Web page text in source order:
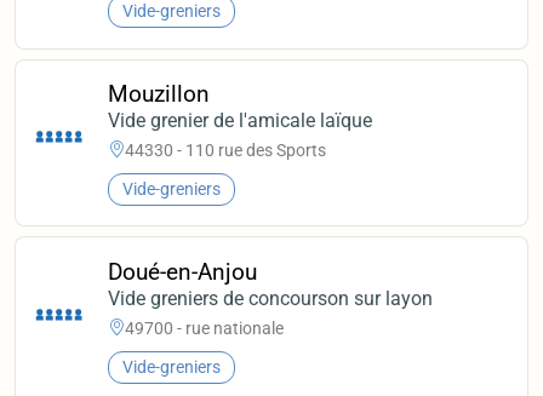
Vide-greniers
Mouzillon
Vide grenier de l'amicale laïque
44330 - 110 rue des Sports
Vide-greniers
Doué-en-Anjou
Vide greniers de concourson sur layon
49700 - rue nationale
Vide-greniers